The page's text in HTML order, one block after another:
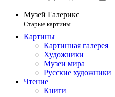
Музей Галерикс
Старые картины
Картины
Картинная галерея
Художники
Музеи мира
Русские художники
Чтение
Книги